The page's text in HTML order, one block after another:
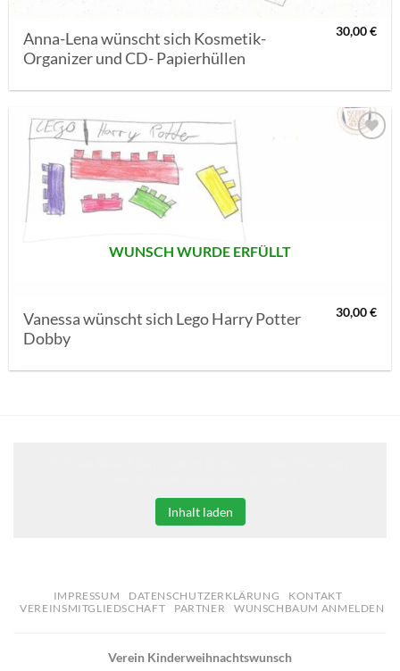
Anna-Lena wünscht sich Kosmetik-
Organizer und CD- Papierhüllen
30,00€
WUNSCH WURDE ERFÜLLT
Vanessa wünscht sich Lego Harry Potter
Dobby
30,00€
Inhalt laden
IMPRESSUM DATENSCHUTZERKLÄRUNG
KONTAKT
VEREINSMITGLIEDSCHAFT
PARTNER WUNSCHBAUM ANMELDEN
Verein Kinderweihnachtswunsch